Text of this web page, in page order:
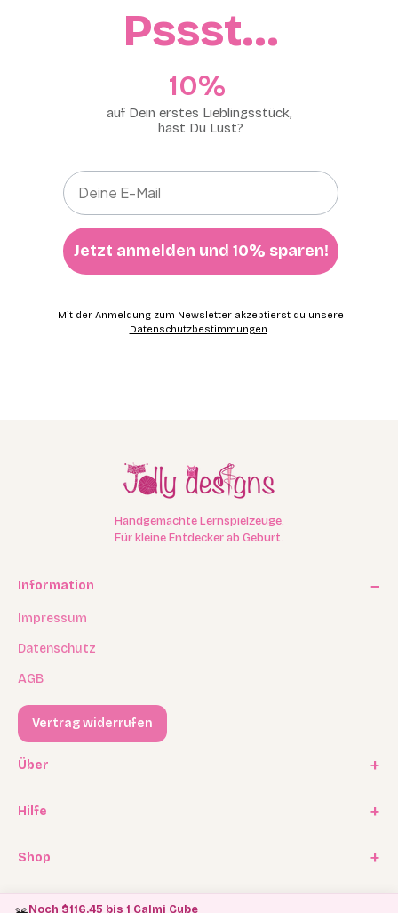
Noch $116.45 bis 1 Calmi Cube
Pssst…
10%​
auf Dein erstes Lieblingsstück,
hast Du Lust?
Jetzt anmelden und 10% sparen!
Mit der Anmeldung zum Newsletter akzeptierst du unsere
Datenschutzbestimmungen.
Handgemachte Lernspielzeuge.
Für kleine Entdecker ab Geburt.
Information
Impressum
Datenschutz
AGB
Vertrag widerrufen
Über
Experten Program
Hilfe
Rückgabe
Shop